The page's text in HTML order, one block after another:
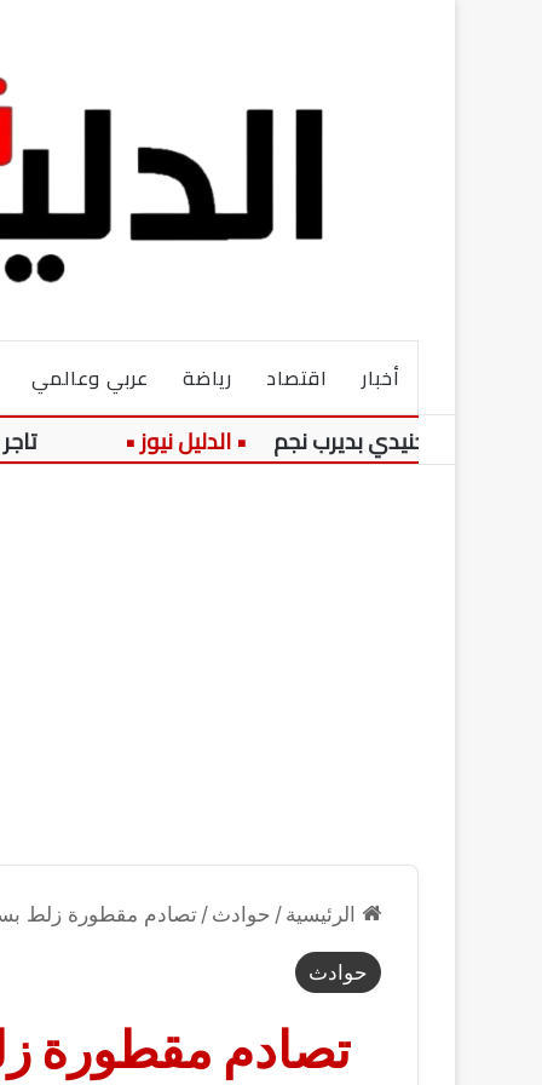
أخبار اقتصاد رياضة عربي وعالمي
الجنيدي بديرب نجم تاجر مخـ
الرئيسية / حوادث / تصادم مقطورة زلط
حوادث
تصادم مقطورة